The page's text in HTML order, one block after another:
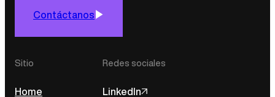
Contáctanos
Sitio
Home
Redes sociales
LinkedIn